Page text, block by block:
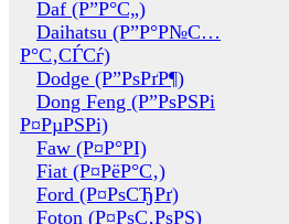
Daf (Р”Р°С„)
Daihatsu (Р”Р°Р№С…
Р°С‚СЃСѓ)
Dodge (Р”РѕРґР¶)
Dong Feng (Р”РѕРЅРі
Р¤РµРЅРі)
Faw (Р¤Р°РІ)
Fiat (Р¤РёР°С‚)
Ford (Р¤РѕСЂРґ)
Foton (Р¤РѕС‚РѕРЅ)